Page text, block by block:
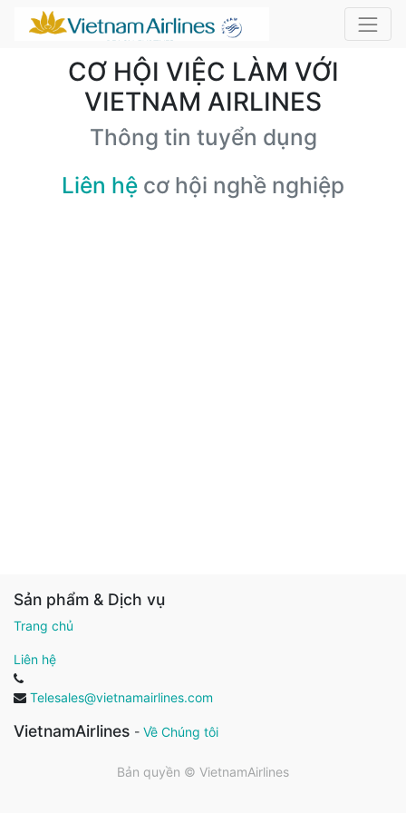
CƠ HỘI VIỆC LÀM VỚI
VIETNAM AIRLINES
Thông tin tuyển dụng
Liên hệ cơ hội nghề nghiệp
Sản phẩm & Dịch vụ
Trang chủ
Liên hệ
Telesales@vietnamairlines.com
VietnamAirlines - Về Chúng tôi
Bản quyền © VietnamAirlines